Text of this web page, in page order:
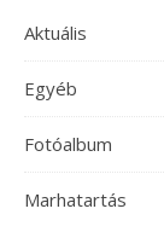
Aktuális
Egyéb
Fotóalbum
Marhatartás